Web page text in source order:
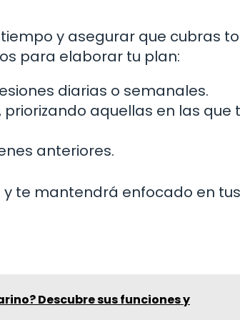
y asegurar que cubras
para elaborar tu plan:
diarias o semanales.
aquellas en las que
anteriores.
te mantendrá enfocado en tus
Descubre sus funciones y